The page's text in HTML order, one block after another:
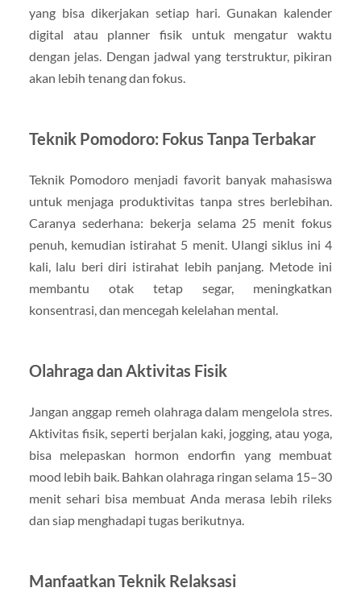
yang bisa dikerjakan setiap hari. Gunakan kalender
digital atau planner fisik untuk mengatur waktu
dengan jelas. Dengan jadwal yang terstruktur, pikiran
akan lebih tenang dan fokus.
Teknik Pomodoro: Fokus Tanpa Terbakar
Teknik Pomodoro menjadi favorit banyak mahasiswa
untuk menjaga produktivitas tanpa stres berlebihan.
Caranya sederhana: bekerja selama 25 menit fokus
penuh, kemudian istirahat 5 menit. Ulangi siklus ini 4
kali, lalu beri diri istirahat lebih panjang. Metode ini
membantu otak tetap segar, meningkatkan
konsentrasi, dan mencegah kelelahan mental.
Olahraga dan Aktivitas Fisik
Jangan anggap remeh olahraga dalam mengelola stres.
Aktivitas fisik, seperti berjalan kaki, jogging, atau yoga,
bisa melepaskan hormon endorfin yang membuat
mood lebih baik. Bahkan olahraga ringan selama 15–30
menit sehari bisa membuat Anda merasa lebih rileks
dan siap menghadapi tugas berikutnya.
Manfaatkan Teknik Relaksasi